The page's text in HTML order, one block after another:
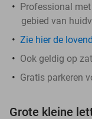
Professional
gebied van
Zie hier de
Ook geldig op
Gratis parkeren
Grote kleine